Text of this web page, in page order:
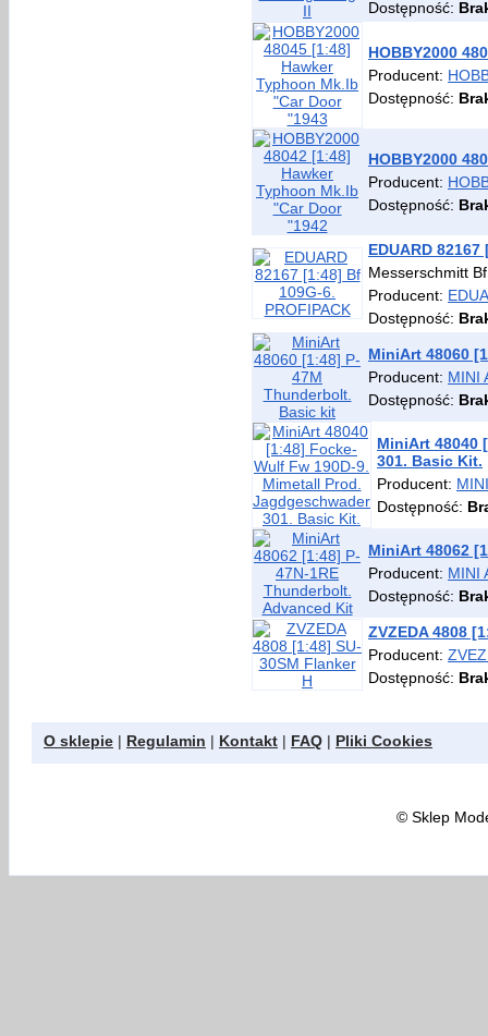
Dostępność:
HOBBY2000
Producent:
Dostępność:
HOBBY2000
Producent:
Dostępność:
EDUARD
Messerschmitt
Producent:
Dostępność:
MiniArt 48060
Producent: MINI
Dostępność:
MiniArt 48040
301. Basic Kit.
Producent:
Dostępność:
MiniArt 48062
Producent: MINI
Dostępność:
ZVZEDA 4808
Producent:
Dostępność:
O sklepie | Regulamin | Kontakt | FAQ | Pliki Cookies
©Sklep